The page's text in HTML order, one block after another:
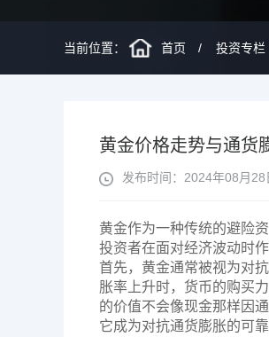
当前位置： 首页 投资专栏
黄金价格走势与通货
发布时间：2024年08月
黄金作为一种传统的避险
投资者在面对经济波动时
首先，黄金通常被视为对
胀率上升时，货币的购买
的价值不会像现金那样因
它成为对抗通货膨胀的可靠